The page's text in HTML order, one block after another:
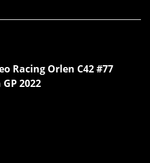
Racing Orlen C42 #77
2022